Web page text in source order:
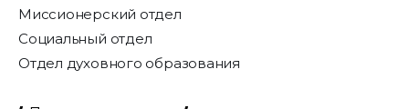
Миссионерский отдел
Социальный отдел
Отдел духовного образования